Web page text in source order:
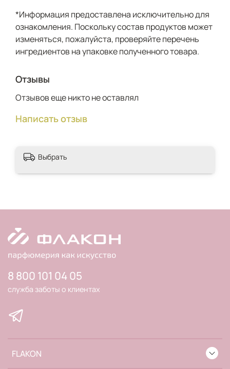
*Информация предоставлена исключительно для
ознакомления. Поскольку состав продуктов может
изменяться, пожалуйста, проверяйте перечень
ингредиентов на упаковке полученного товара.
Отзывы
Отзывов еще никто не оставлял
Написать отзыв
Выбрать
FLAKON
8 800 101 04 05
служба заботы о клиентах